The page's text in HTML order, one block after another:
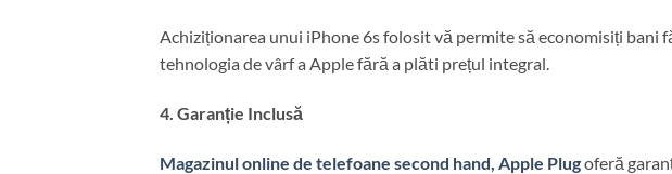
Achiziționarea unui iPhone 6s folosit vă permite să economisiți bani
tehnologia de vârf a Apple fără a plăti prețul integral.
4. Garanție Inclusă
Magazinul online de telefoane second hand, Apple Plugoferă